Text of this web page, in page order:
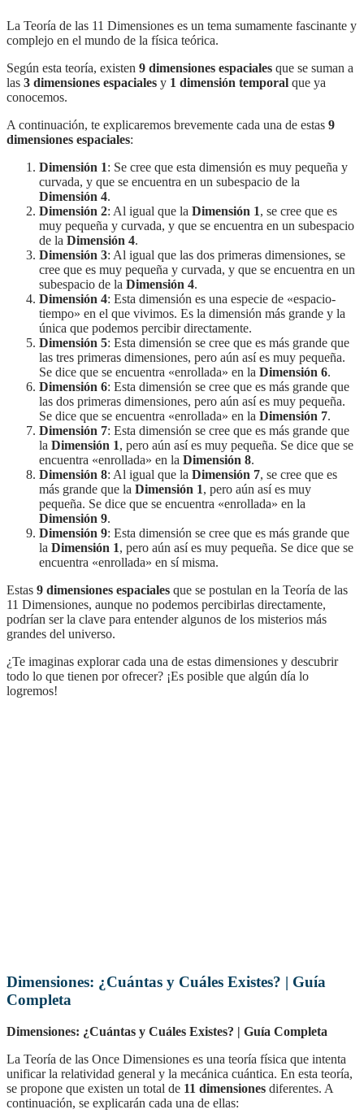
La Teoría de las 11 Dimensiones es un tema sumamente fascinante y
complejo en el mundo de la física teórica.
Según esta teoría, existen 9 dimensiones espaciales que se suman a
las 3 dimensiones espaciales y 1 dimensión temporal que ya
conocemos.
A continuación, te explicaremos brevemente cada una de estas 9
dimensiones espaciales:
Dimensión 1: Se cree que esta dimensión es muy pequeña y
curvada, y que se encuentra en un subespacio de la
Dimensión 4.
Dimensión 2: Al igual que la Dimensión 1, se cree que es
muy pequeña y curvada, y que se encuentra en un subespacio
de la Dimensión 4.
Dimensión 3: Al igual que las dos primeras dimensiones, se
cree que es muy pequeña y curvada, y que se encuentra en un
subespacio de la Dimensión 4.
Dimensión 4: Esta dimensión es una especie de «espacio-
tiempo» en el que vivimos. Es la dimensión más grande y la
única que podemos percibir directamente.
Dimensión 5: Esta dimensión se cree que es más grande que
las tres primeras dimensiones, pero aún así es muy pequeña.
Se dice que se encuentra «enrollada» en la Dimensión 6.
Dimensión 6: Esta dimensión se cree que es más grande que
las dos primeras dimensiones, pero aún así es muy pequeña.
Se dice que se encuentra «enrollada» en la Dimensión 7.
Dimensión 7: Esta dimensión se cree que es más grande que
la Dimensión 1, pero aún así es muy pequeña. Se dice que se
encuentra «enrollada» en la Dimensión 8.
Dimensión 8: Al igual que la Dimensión 7, se cree que es
más grande que la Dimensión 1, pero aún así es muy
pequeña. Se dice que se encuentra «enrollada» en la
Dimensión 9.
Dimensión 9: Esta dimensión se cree que es más grande que
la Dimensión 1, pero aún así es muy pequeña. Se dice que se
encuentra «enrollada» en sí misma.
Estas 9 dimensiones espaciales que se postulan en la Teoría de las
11 Dimensiones, aunque no podemos percibirlas directamente,
podrían ser la clave para entender algunos de los misterios más
grandes del universo.
¿Te imaginas explorar cada una de estas dimensiones y descubrir
todo lo que tienen por ofrecer? ¡Es posible que algún día lo
logremos!
Dimensiones: ¿Cuántas y Cuáles Existes? | Guía
Completa
Dimensiones: ¿Cuántas y Cuáles Existes? | Guía Completa
La Teoría de las Once Dimensiones es una teoría física que intenta
unificar la relatividad general y la mecánica cuántica. En esta teoría,
se propone que existen un total de 11 dimensiones diferentes. A
continuación, se explicarán cada una de ellas: